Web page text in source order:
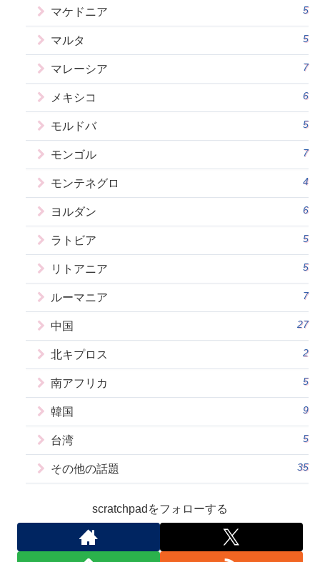
マケドニア 5
マルタ 5
マレーシア 7
メキシコ 6
モルドバ 5
モンゴル 7
モンテネグロ 4
ヨルダン 6
ラトビア 5
リトアニア 5
ルーマニア 7
中国 27
北キプロス 2
南アフリカ 5
韓国 9
台湾 5
その他の話題 35
scratchpadをフォローする